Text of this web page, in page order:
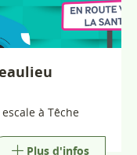
semaine (1)